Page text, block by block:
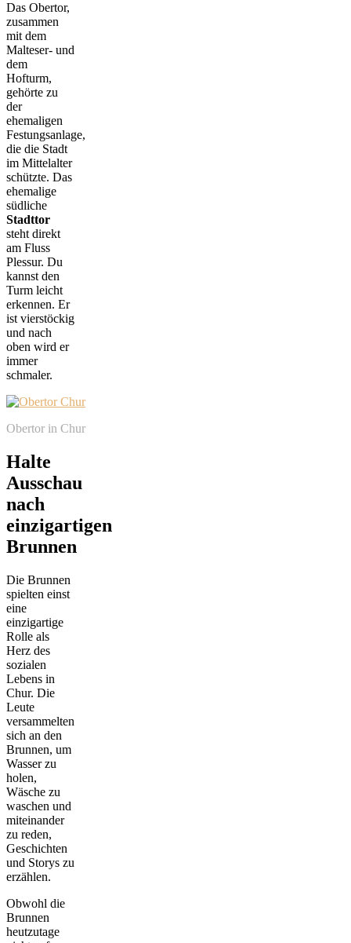
Das Obertor,
zusammen
mit dem
Malteser- und
dem
Hofturm,
gehörte zu
der
ehemaligen
Festungsanlage,
die die Stadt
im Mittelalter
schützte. Das
ehemalige
südliche
Stadttor
steht direkt
am Fluss
Plessur. Du
kannst den
Turm leicht
erkennen. Er
ist vierstöckig
und nach
oben wird er
immer
schmaler.
Obertor in Chur
Halte
Ausschau
nach
einzigartigen
Brunnen
Die Brunnen
spielten einst
eine
einzigartige
Rolle als
Herz des
sozialen
Lebens in
Chur. Die
Leute
versammelten
sich an den
Brunnen, um
Wasser zu
holen,
Wäsche zu
waschen und
miteinander
zu reden,
Geschichten
und Storys zu
erzählen.
Obwohl die
Brunnen
heutzutage